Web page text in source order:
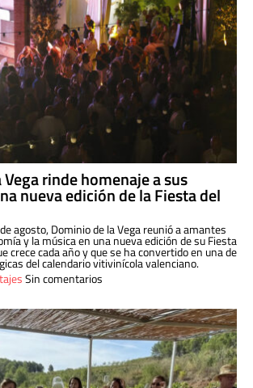
rinde homenaje a sus
nueva edición de la Fiesta del
agosto, Dominio de la Vega reunió a amantes
y la música en una nueva edición de su Fiesta
crece cada año y que se ha convertido en una de
del calendario vitivinícola valenciano.
Sin comentarios